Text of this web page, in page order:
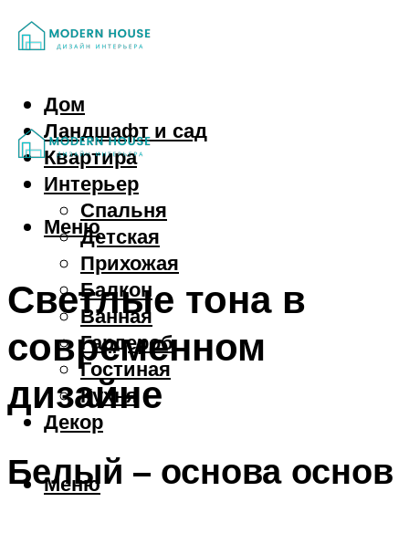
Дом
Ландшафт и сад
Квартира
Интерьер
Спальня
Детская
Прихожая
Балкон
Ванная
Гардероб
Гостиная
Кухня
Декор
Меню
Меню
Светлые тона в
современном
дизайне
Белый – основа основ